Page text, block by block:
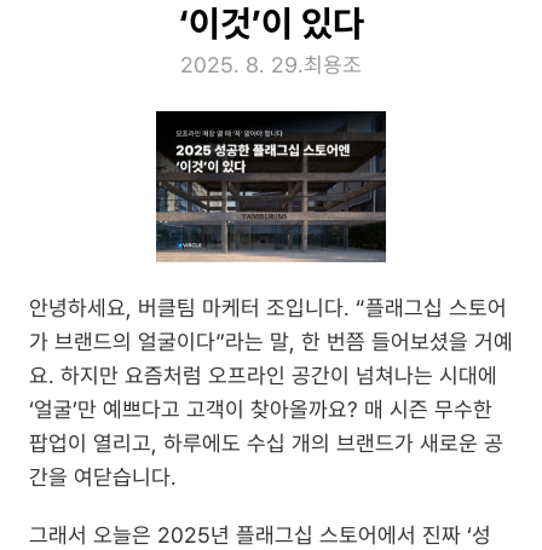
‘이것’이 있다
2025. 8. 29.최용조
안녕하세요, 버클팀 마케터 조입니다. “플래그십 스토어
가 브랜드의 얼굴이다”라는 말, 한 번쯤 들어보셨을 거예
요. 하지만 요즘처럼 오프라인 공간이 넘쳐나는 시대에
‘얼굴’만 예쁘다고 고객이 찾아올까요? 매 시즌 무수한
팝업이 열리고, 하루에도 수십 개의 브랜드가 새로운 공
간을 여닫습니다.
그래서 오늘은 2025년 플래그십 스토어에서 진짜 ‘성